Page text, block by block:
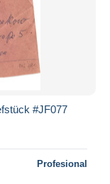
#JF077
Profesional